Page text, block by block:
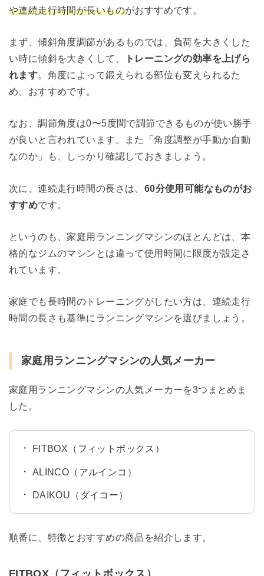
や連続走行時間が長いものがおすすめです。
まず、傾斜角度調節があるものでは、負荷を大きくした
い時に傾斜を大きくして、
トレーニングの効率を上げら
れます。角度によって鍛えられる部位も変えられるた
め、おすすめです。
なお、調節角度は0〜5度間で調節できるものが使い勝手
が良いと言われています。また「角度調整が手動か自動
なのか」も、しっかり確認しておきましょう。
次に、連続走行時間の長さは、 60分使用可能なものがお
すすめです。
というのも、家庭用ランニングマシンのほとんどは、本
格的なジムのマシンとは違って使用時間に限度が設定さ
れています。
家庭でも長時間のトレーニングがしたい方は、連続走行
時間の長さも基準にランニングマシンを選びましょう。
家庭用ランニングマシンの人気メーカー
家庭用ランニングマシンの人気メーカーを3つまとめま
した。
FITBOX（フィットボックス）
ALINCO（アルインコ）
DAIKOU（ダイコー）
順番に、特徴とおすすめの商品を紹介します。